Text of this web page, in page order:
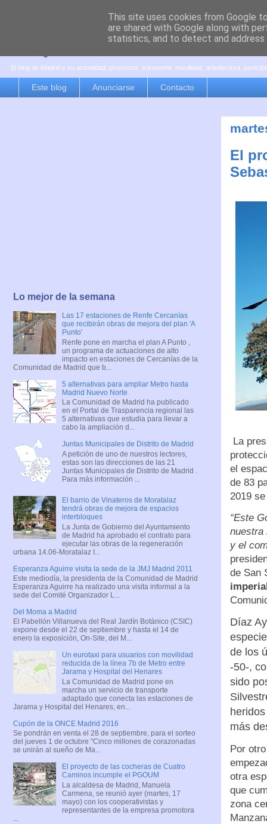
es por madrid
El blog de Madrid y su actualidad, proyectos, transporte, movilidad, arquitectura,
Este blog Anunciarse Contacto
El
La
el
de 83
2019
“Este
nuestra
y el
de San
Díaz
de los
-50-,
sido
más
Por
otra
que
zona
Lo mejor de la semana
Las 17 estaciones de Renfe Cercanías
que recibirán obras de mejora del plan 'A
Punto'
Renfe pone en marcha el plan A Punto ,
un programa de actuaciones de alto
impacto en estaciones de Cercanías de la
Comunidad de Madrid que b...
5 alternativas para ampliar Metro hasta
Madrid Nuevo Norte
La Comunidad de Madrid ha publicado
en el Portal de Trasparencia regional las
5 alternativas que estudia para llevar a
cabo la ampliación d...
Juntas Municipales de Distrito de Madrid
A petición de uno de nuestros lectores,
estas son las direcciones de las 21
Juntas Municipales de Distrito de Madrid .
Para más información ...
El barrio de Vinateros de Moratalaz
tendrá obras de mejora de espacios
interbloques
La Junta de Gobierno del Ayuntamiento
de Madrid ha aprobado el contrato para
ejecutar las obras de la regeneración
urbana 14.06-Moratalaz I...
Esperanza Aguirre visita la sede de la JMJ Madrid 2011
Este mediodía, la presidenta de la Comunidad de Madrid
Esperanza Aguirre ha realizado una visita informal a la
sede del Comité Organizador L...
Del Moma a Madrid
El Pabellón Villanueva del Real Jardín Botánico (CSIC)
expone desde el 22 de septiembre y hasta el 14 de
enero la exposición, On-Site, del M...
Un eurotaxi para usuarios con movilidad
reducida de la línea 7b de Metro entre
Jarama y Hospital del Henares
La Comunidad de Madrid pone en
marcha un servicio de transporte
adaptado que conecta las estaciones de
Jarama y Hospital del Henares, en...
Cupón de la ONCE Madrid 2016
Se pondrán en venta el 28 de septiembre, para el sorteo
del jueves 1 de octubre "Cinco millones de corazonadas
se unirán al sueño de Ma...
El proyecto de las cocheras de Cuatro
Caminos incumple el PGOUM
La alcaldesa de Madrid, Manuela
Carmena, se reunió ayer (martes, 17
mayo) con los cooperativistas y
representantes de la empresa promotora
This site uses cookies from Google
are shared with Google along with
statistics, and to detect and address